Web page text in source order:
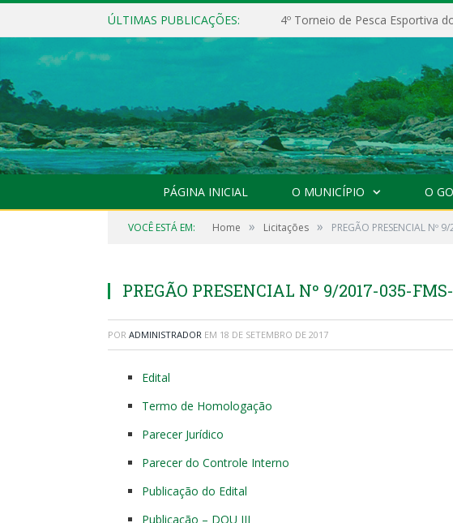
ÚLTIMAS PUBLICAÇÕES: 4º Torneio de Pesca Esportiva
PÁGINA INICIAL O MUNICÍPIO O
VOCÊ ESTÁ EM: Home » Licitações » PREGÃO PRESENCIAL Nº
PREGÃO PRESENCIAL Nº 9/2017-035-
POR ADMINISTRADOR EM 18 DE SETEMBRO DE 2017
Edital
Termo de Homologação
Parecer Jurídico
Parecer do Controle Interno
Publicação do Edital
Publicação – DOU III